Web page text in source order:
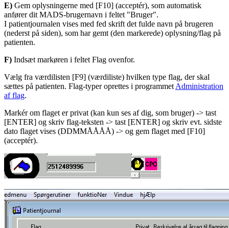
E) Gem oplysningerne med [F10] (acceptér), som automatisk
anfører dit MADS-brugernavn i feltet "Bruger".
I patientjournalen vises med fed skrift det fulde navn på brugeren
(nederst på siden), som har gemt (den markerede) oplysning/flag på
patienten.
F) Indsæt markøren i feltet Flag ovenfor.
Vælg fra værdilisten [F9] (værdiliste) hvilken type flag, der skal
sættes på patienten. Flag-typer oprettes i programmet Administration
af flag.
Markér om flaget er privat (kan kun ses af dig, som bruger) -> tast
[ENTER] og skriv flag-teksten -> tast [ENTER] og skriv evt. sidste
dato flaget vises (DDMMÅÅÅÅ) -> og gem flaget med [F10]
(acceptér).